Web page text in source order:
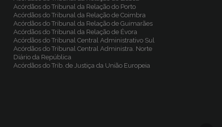
Acórdãos do Tribunal da Relação do Porto
Acórdãos do Tribunal da Relação de Coimbra
Acórdãos do Tribunal da Relação de Guimarães
Acórdãos do Tribunal da Relação de Évora
Acórdãos do Tribunal Central Administrativo Sul
Acórdãos do Tribunal Central Administra. Norte
Diário da República
Acórdãos do Trib. de Justiça da União Europeia